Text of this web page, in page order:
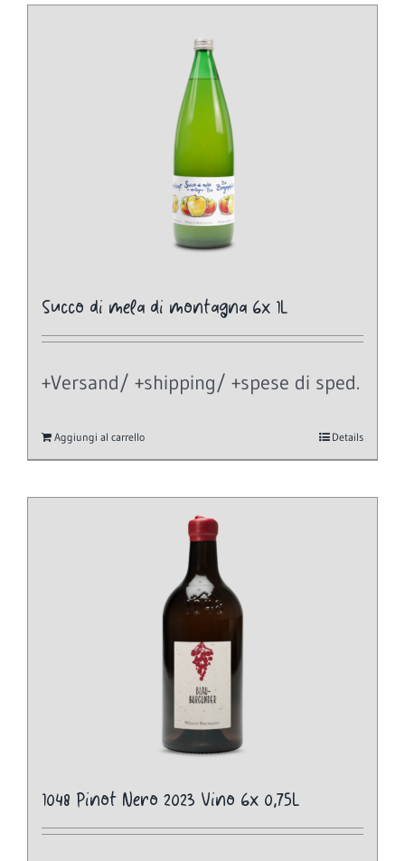
Succo di mela di montagna 6x 1L
+Versand/ +shipping/ +spese di sped.
Aggiungi al carrello Details
1048 Pinot Nero 2023 Vino 6x 0,75L